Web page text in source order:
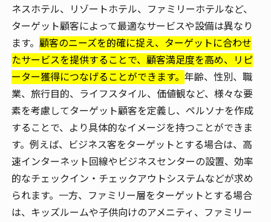
ネスホテル、リゾートホテル、ファミリーホテルなど、
ターゲット顧客によって最適なサービスや設備は異なり
ます。 顧客のニーズを的確に捉え、ターゲットに合わせ
たサービスを提供することで、顧客満足度を高め、リピ
ーター獲得につなげることができます。 年齢、性別、職
業、旅行目的、ライフスタイル、価値観など、様々な要
素を考慮してターゲット顧客を定義し、ペルソナを作成
することで、より具体的なイメージを持つことができま
す。例えば、ビジネス客をターゲットとする場合は、高
速インターネット回線やビジネスセンターの設置、効率
的なチェックイン・チェックアウトシステムなどが求め
られます。一方、ファミリー層をターゲットとする場合
は、キッズルームや子供向けのアメニティ、ファミリー